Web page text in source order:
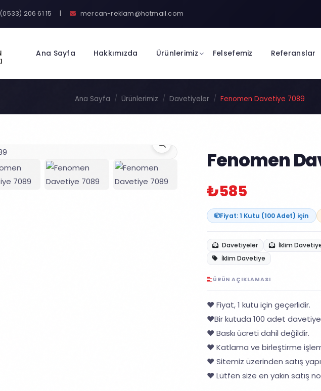
(0533) 206 61 15 | mercan-reklam@hotmail.com
Ana Sayfa Hakkımızda Ürünlerimiz Felsefemiz Referanslar
Ana Sayfa Ürünlerimiz Davetiyeler Fenomen Davetiye 7089
Fenomen
₺585
Fiyat: 1 Kutu (100 Adet) için
Davetiyeler İklim
İklim Davetiye
ÜRÜN AÇIKLAMASI
❤️ Fiyat, 1 kutu için geçerlidir.
❤️Bir kutuda 100 adet
❤️ Baskı ücreti dahil değildir.
❤️ Katlama ve birleştirme
❤️ Sitemiz üzerinden satış
❤️ Lütfen size en yakın satış